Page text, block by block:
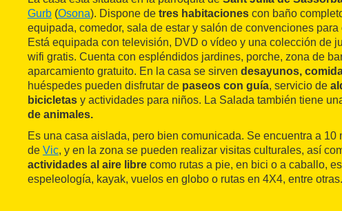
Gurb (Osona). Dispone de tres habitaciones con baño
equipada, comedor, sala de estar y salón de convenciones
Está equipada con televisión, DVD o vídeo y una colección de
wifi gratis. Cuenta con espléndidos jardines, porche, zona de
aparcamiento gratuito. En la casa se sirven desayunos,
huéspedes pueden disfrutar de paseos con guía, servicio de
bicicletas y actividades para niños. La Salada también tiene
de animales.
Es una casa aislada, pero bien comunicada. Se encuentra a 10
de Vic, y en la zona se pueden realizar visitas culturales, así
actividades al aire libre como rutas a pie, en bici o a caballo,
espeleología, kayak, vuelos en globo o rutas en 4X4, entre otras.